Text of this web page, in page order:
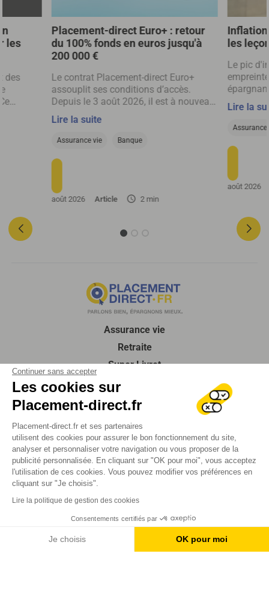
Continuer sans accepter
Les cookies sur
Placement-direct.fr
Placement-direct.fr et ses partenaires
utilisent des cookies pour assurer le bon fonctionnement du site,
analyser et personnaliser votre navigation ou vous proposer de la
publicité personnalisée. En cliquant sur "OK pour moi", vous acceptez
l'utilisation de ces cookies. Vous pouvez modifier vos préférences en
cliquant sur "Je choisis".
Lire la politique de gestion des cookies
Consentements certifiés par
Je choisis OK pour moi
les
des
Placement-direct Euro+ : retour
du 100% fonds en euros jusqu'à
200 000 €
Le contrat Placement-direct Euro+
assouplit ses conditions d’accès.
Depuis le 3 août 2026, il est à nouveau
possible d’investir librement sur le
fonds en euros SwissLife Euro+, dans
la limite de 200 000 € par adhérent.
Lire la suite
Assurance vie Banque
août 2026 Article 2 min
les
Le pic
mettent
argent,
Lire la
Assurance
août 2026
Assurance vie
Retraite
Super Livret
Compte à terme
SCPI
Guides de l’épargne
À propos de nous
Contactez-nous
Foire aux questions
SUIVEZ-NOUS